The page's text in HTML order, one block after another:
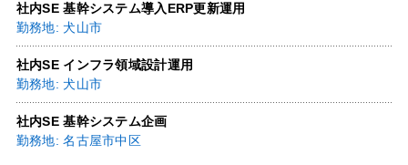
社内SE 基幹システム導入ERP更新運用
勤務地: 犬山市
社内SE インフラ領域設計運用
勤務地: 犬山市
社内SE 基幹システム企画
勤務地: 名古屋市中区